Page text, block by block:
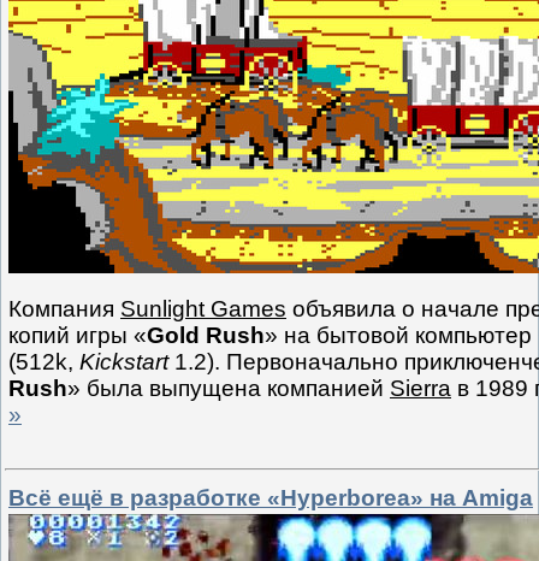
Компания Sunlight Games объявила о начале
копий игры «Gold Rush» на бытовой компьютер
(512k, Kickstart1.2). Первоначально
Rush» была выпущена компанией Sierra в 1989
»
Всё ещё в разработке «Hyperborea» на Amiga